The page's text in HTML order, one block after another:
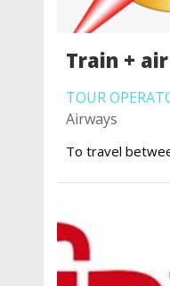
Train +
TOUR
Airways
To travel